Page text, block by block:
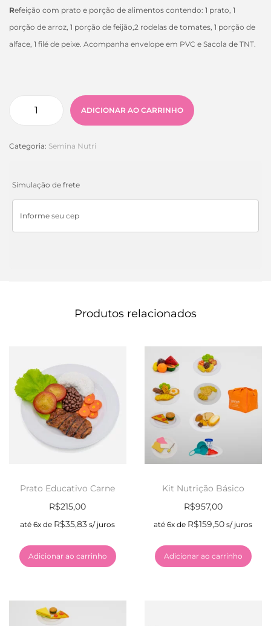
Refeição com prato e porção de alimentos contendo: 1 prato, 1
porção de arroz, 1 porção de feijão,2 rodelas de tomates, 1 porção de
alface, 1 filé de peixe. Acompanha envelope em PVC e Sacola de TNT.
ADICIONAR AO CARRINHO
Categoria: Semina Nutri
Simulação de frete
Produtos relacionados
Prato Educativo Carne
R$215,00
até 6x de R$35,83 s/ juros
Adicionar ao carrinho
Kit Nutrição Básico
R$957,00
até 6x de R$159,50 s/ juros
Adicionar ao carrinho